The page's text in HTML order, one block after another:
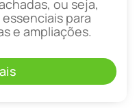
ou seja,
para
e ampliações.